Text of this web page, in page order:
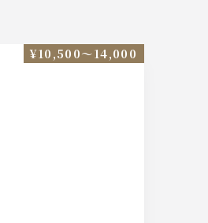
¥10,500〜14,000